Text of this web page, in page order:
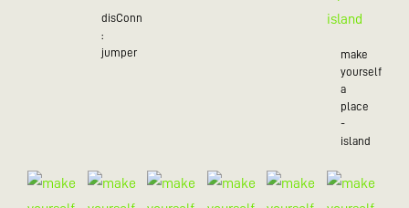
disConnected
:
jumper
make
yourself
a
place
-
island